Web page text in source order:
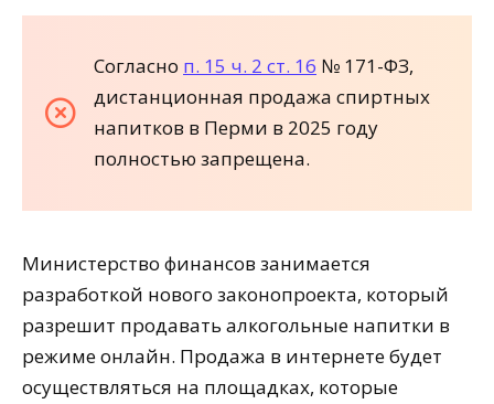
Согласно п. 15 ч. 2 ст. 16 № 171-ФЗ,
дистанционная продажа спиртных
напитков в Перми в 2025 году
полностью запрещена.
Министерство финансов занимается
разработкой нового законопроекта, который
разрешит продавать алкогольные напитки в
режиме онлайн. Продажа в интернете будет
осуществляться на площадках, которые